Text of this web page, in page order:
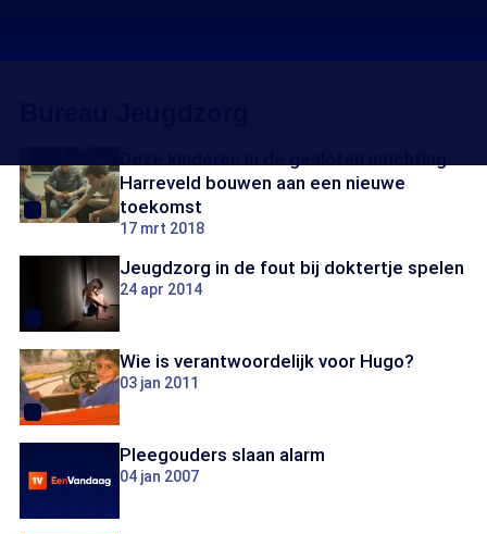
Harreveld bouwen aan een nieuwe
toekomst
17 mrt 2018
Jeugdzorg in de fout bij doktertje spelen
24 apr 2014
Wie is verantwoordelijk voor Hugo?
03 jan 2011
Pleegouders slaan alarm
04 jan 2007